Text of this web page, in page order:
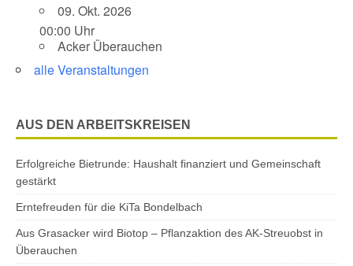
09. Okt. 2026
00:00 Uhr
Acker Überauchen
alle Veranstaltungen
AUS DEN ARBEITSKREISEN
Erfolgreiche Bietrunde: Haushalt finanziert und Gemeinschaft
gestärkt
Erntefreuden für die KiTa Bondelbach
Aus Grasacker wird Biotop – Pflanzaktion des AK-Streuobst in
Überauchen